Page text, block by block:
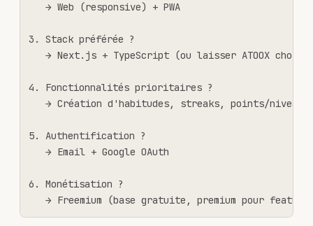
   → Web (responsive) + PWA
3. Stack préférée ?
→ Next.js + TypeScript (ou laisser ATOOX
4. Fonctionnalités prioritaires ?
→ Création d'habitudes, streaks, points/
5. Authentification ?
   → Email + Google OAuth
6. Monétisation ?
→ Freemium (base gratuite, premium pour